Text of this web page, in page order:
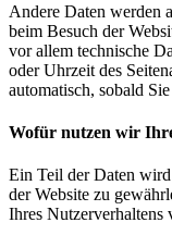
Andere Daten werden
beim Besuch der
vor allem technische
oder Uhrzeit des
automatisch, sobald
Wofür nutzen wir
Ein Teil der Daten
der Website zu
Ihres Nutzerverhaltens